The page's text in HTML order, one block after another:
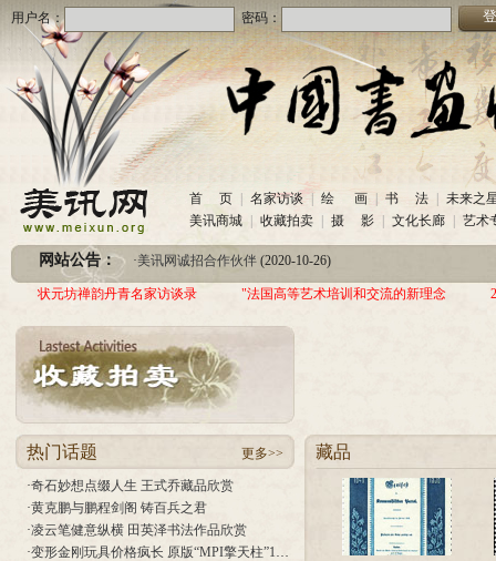
用户名： 密码：
首 页 名家访谈 绘 画 书 法
未来之
美讯商城
收藏拍卖 摄 影 文化长廊 艺术
网站公告：
·美讯网诚招合作伙伴(2020-10-26)
· 中国书画收藏频道服务咨询热线 (2020-06-26)
圆梦助学 爱心传递—中国当代实力派书画家作品交流展暨三年帮助100位贫困儿童行动
·美讯网诚招合作伙伴 (2020-10-26)
·中国书画收藏频道服务咨询热线(2020-06-26)
· 圆梦助学 爱心传递—中国当代实力派书画家作品交流展暨三年帮助100位贫困儿童行动
状元坊禅韵丹青名家访谈录 "法国高等艺术培训和交流的新理念
热门话题 更多>>
·奇石妙想点缀人生 王式乔藏品欣赏
·黄克鹏与鹏程剑阁 铸百兵之君
·凌云笔健意纵横 田英泽书法作品欣赏
·变形金刚玩具价格疯长 原版“MPI擎天柱”13年升值400倍
藏品